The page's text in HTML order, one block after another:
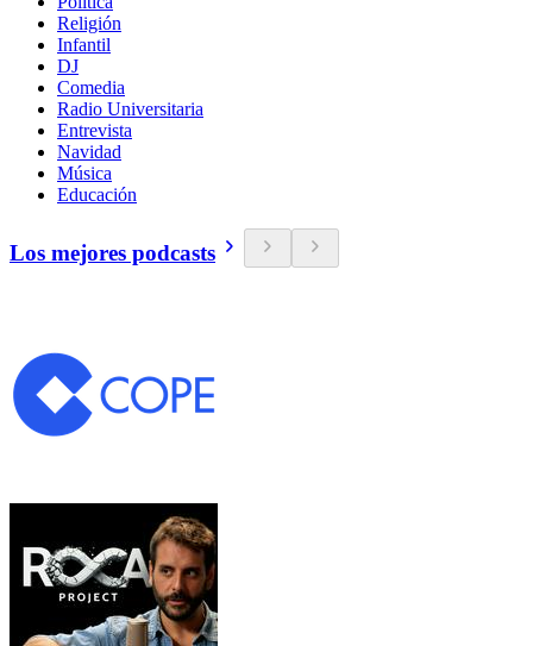
Religión
Infantil
DJ
Comedia
Radio Universitaria
Entrevista
Navidad
Música
Educación
Los mejores podcasts